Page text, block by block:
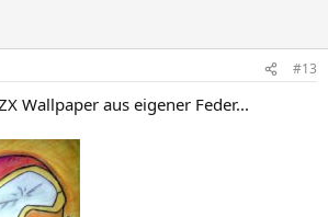
#13
Wallpaper aus eigener Feder...